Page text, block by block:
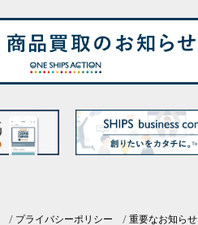
プライバシーポリシー 重要なお知らせ